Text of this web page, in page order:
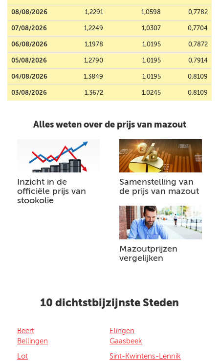
08/08/2026 1,2291 1,0598 0,7782
07/08/2026 1,2249 1,0307 0,7704
06/08/2026 1,1978 1,0195 0,7872
05/08/2026 1,2790 1,0195 0,7914
04/08/2026 1,3849 1,0195 0,8109
03/08/2026 1,3672 1,0245 0,8109
Alles weten over de prijs van mazout
Inzicht in de
officiële prijs van
stookolie
Samenstelling van
de prijs van mazout
Mazoutprijzen
vergelijken
10 dichtstbijzijnste Steden
Beert
Bellingen
Elingen
Gaasbeek
Lot
Sint-Kwintens-Lennik